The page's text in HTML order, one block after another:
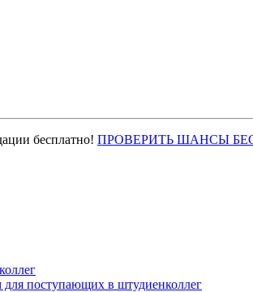
бесплатно! ПРОВЕРИТЬ ШАНСЫ
для поступающих в штудиенколлег